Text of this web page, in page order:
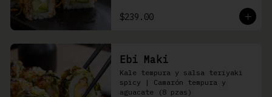
$239.00
Ebi Maki
Kale tempura y salsa teriyaki
spicy | Camarón tempura y
aguacate (8 pzas)